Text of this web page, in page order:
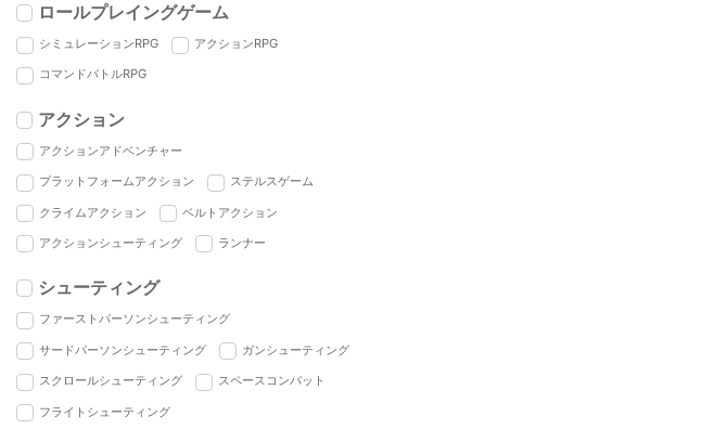
ロールプレイングゲーム
シミュレーションRPG アクションRPG
コマンドバトルRPG
アクション
アクションアドベンチャー
プラットフォームアクション ステルスゲーム
クライムアクション ベルトアクション
アクションシューティング ランナー
シューティング
ファーストパーソンシューティング
サードパーソンシューティング ガンシューティング
スクロールシューティング スペースコンバット
フライトシューティング